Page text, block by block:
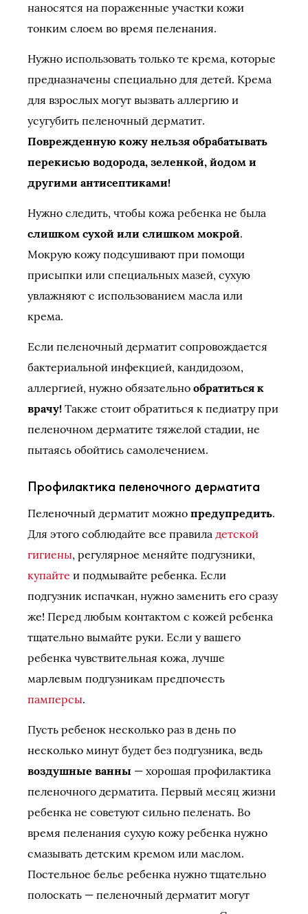
наносятся на пораженные участки кожи
тонким слоем во время пеленания.
Нужно использовать только те крема, которые
предназначены специально для детей. Крема
для взрослых могут вызвать аллергию и
усугубить пеленочный дерматит.
Поврежденную кожу нельзя обрабатывать
перекисью водорода, зеленкой, йодом и
другими антисептиками!
Нужно следить, чтобы кожа ребенка не была
слишком сухой или слишком мокрой.
Мокрую кожу подсушивают при помощи
присыпки или специальных мазей, сухую
увлажняют с использованием масла или
крема.
Если пеленочный дерматит сопровождается
бактериальной инфекцией, кандидозом,
аллергией, нужно обязательно обратиться к
врачу! Также стоит обратиться к педиатру при
пеленочном дерматите тяжелой стадии, не
пытаясь обойтись самолечением.
Профилактика пеленочного дерматита
Пеленочный дерматит можно предупредить.
Для этого соблюдайте все правила детской
гигиены, регулярное меняйте подгузники,
купайте и подмывайте ребенка. Если
подгузник испачкан, нужно заменить его сразу
же! Перед любым контактом с кожей ребенка
тщательно вымайте руки. Если у вашего
ребенка чувствительная кожа, лучше
марлевым подгузникам предпочесть
памперсы.
Пусть ребенок несколько раз в день по
несколько минут будет без подгузника, ведь
воздушные ванны — хорошая профилактика
пеленочного дерматита. Первый месяц жизни
ребенка не советуют сильно пеленать. Во
время пеленания сухую кожу ребенка нужно
смазывать детским кремом или маслом.
Постельное белье ребенка нужно тщательно
полоскать — пеленочный дерматит могут